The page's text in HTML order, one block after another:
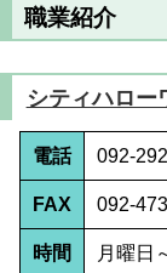
職業紹介
シティハロー
電話 092-
FAX 092-
時間 月曜日